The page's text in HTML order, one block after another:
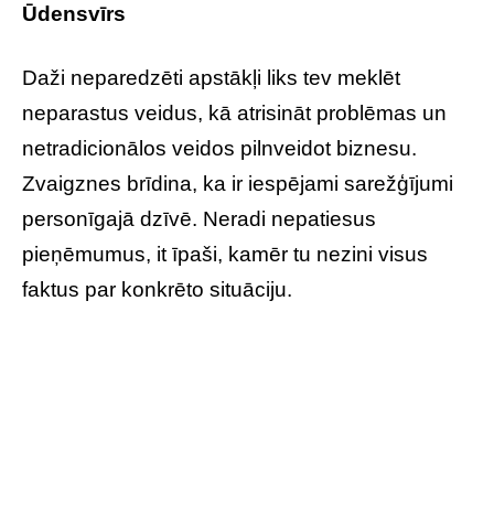
Ūdensvīrs
Daži neparedzēti apstākļi liks tev meklēt
neparastus veidus, kā atrisināt problēmas un
netradicionālos veidos pilnveidot biznesu.
Zvaigznes brīdina, ka ir iespējami sarežģījumi
personīgajā dzīvē. Neradi nepatiesus
pieņēmumus, it īpaši, kamēr tu nezini visus
faktus par konkrēto situāciju.